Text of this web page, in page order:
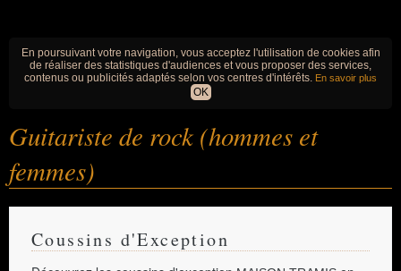
En poursuivant votre navigation, vous acceptez l'utilisation de cookies afin
de réaliser des statistiques d'audiences et vous proposer des services,
contenus ou publicités adaptés selon vos centres d'intérêts. En savoir plus
OK
Guitariste de rock (hommes et
femmes)
Coussins d'Exception